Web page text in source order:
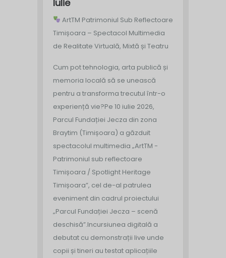
Iulie
ArtTM Patrimoniul Sub Reflectoare
Timișoara – Spectacol Multimedia
de Realitate Virtuală, Mixtă și Teatru
Cum pot tehnologia, arta publică și
memoria locală să se unească
pentru a transforma trecutul într-o
experiență vie?Pe 10 iulie 2026,
Parcul Fundației Jecza din zona
Braytim (Timișoara) a găzduit
spectacolul multimedia „ArtTM -
Patrimoniul sub reflectoare
Timișoara / Spotlight Heritage
Timișoara”, cel de-al patrulea
eveniment din cadrul proiectului
„Parcul Fundației Jecza – scenă
deschisă”.Incursiunea digitală a
debutat cu demonstrații live unde
copii și tineri au testat aplicațiile